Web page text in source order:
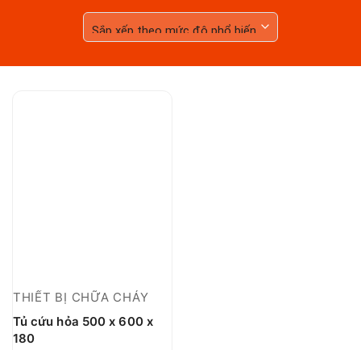
THIẾT BỊ CHỮA CHÁY
Tủ cứu hỏa 500 x 600 x
180